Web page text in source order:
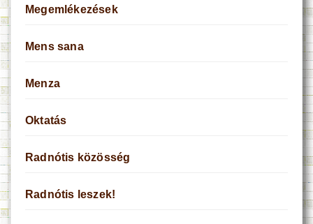
Megemlékezések
Mens sana
Menza
Oktatás
Radnótis közösség
Radnótis leszek!